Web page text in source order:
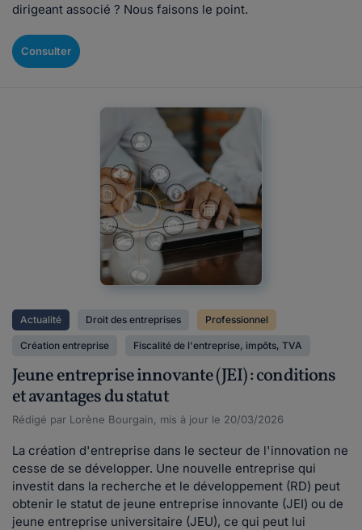
dirigeant associé ? Nous faisons le point.
Consulter
Actualité Droit des entreprises Professionnel
Création entreprise Fiscalité de l'entreprise, impôts, TVA
Jeune entreprise innovante (JEI) : conditions
et avantages du statut
Rédigé par Lorène Bourgain, mis à jour le 20/03/2026
La création d'entreprise dans le secteur de l'innovation ne
cesse de se développer. Une nouvelle entreprise qui
investit dans la recherche et le développement (RD) peut
obtenir le statut de jeune entreprise innovante (JEI) ou de
jeune entreprise universitaire (JEU), ce qui peut lui